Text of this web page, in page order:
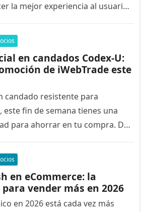
la mejor experiencia al usuario
en candados Codex-U:
de iWebTrade este
candado resistente para
fin de semana tienes una
para ahorrar en tu compra. Del
en eCommerce: la
vender más en 2026
en 2026 está cada vez más